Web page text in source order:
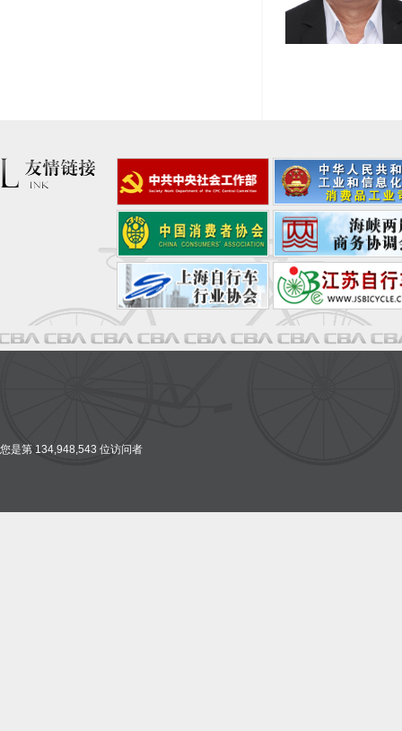
您是第 134,948,543 位访问者